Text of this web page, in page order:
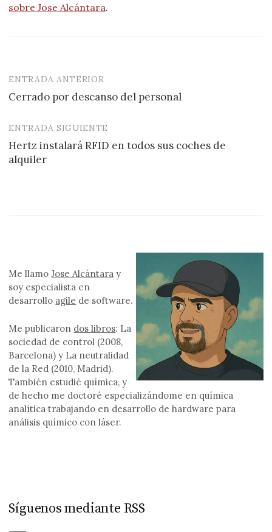
sobre Jose Alcántara.
Navegación
de
entradas
ENTRADA ANTERIOR
Cerrado por descanso del personal
ENTRADA SIGUIENTE
Hertz instalará RFID en todos sus coches de
alquiler
Me llamoJose Alcántara y
soy especialista en
desarrollo agile de software.
Me publicaron dos libros: La
sociedad de control (2008,
Barcelona) y La neutralidad
de la Red (2010, Madrid).
También estudié química, y
de hecho me doctoré especializándome en química
analítica trabajando en desarrollo de hardware para
análisis químico con láser.
Síguenos mediante RSS